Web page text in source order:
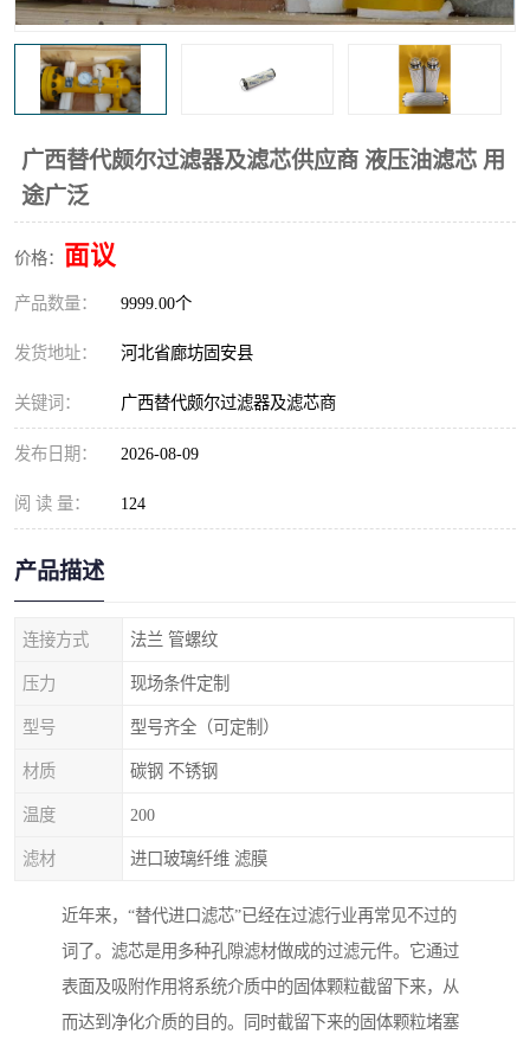
广西替代颇尔过滤器及滤芯供应商 液压油滤芯 用
途广泛
价格： 面议
产品数量： 9999.00个
发货地址： 河北省廊坊固安县
关键词： 广西替代颇尔过滤器及滤芯商
发布日期： 2026-08-09
阅 读 量： 124
产品描述
连接方式 法兰 管螺纹
压力 现场条件定制
型号 型号齐全（可定制）
材质 碳钢 不锈钢
温度 200
滤材 进口玻璃纤维 滤膜
近年来，“替代进口滤芯”已经在过滤行业再常见不过的
词了。滤芯是用多种孔隙滤材做成的过滤元件。它通过
表面及吸附作用将系统介质中的固体颗粒截留下来，从
而达到净化介质的目的。同时截留下来的固体颗粒堵塞